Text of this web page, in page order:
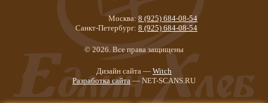
Москва: 8 (925) 684-08-54
Санкт-Петербург: 8 (925) 684-08-54
© 2026. Все права защищены
Дизайн сайта — Witch
Разработка сайта — NET-SCANS.RU